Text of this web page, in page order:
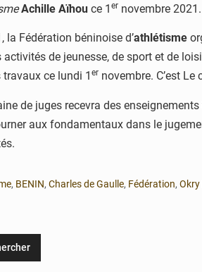
Achille Aïhou ce 1 er novembre
la Fédération béninoise d’athlétisme
de jeunesse, de sport et de
travaux ce lundi 1 er novembre. C’est
de juges recevra des
aux fondamentaux dans le
, BENIN, Charles de Gaulle, Fédération,